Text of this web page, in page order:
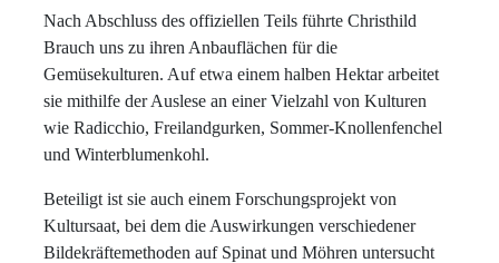
Nach Abschluss des offiziellen Teils führte Christhild
Brauch uns zu ihren Anbauflächen für die
Gemüsekulturen. Auf etwa einem halben Hektar arbeitet
sie mithilfe der Auslese an einer Vielzahl von Kulturen
wie Radicchio, Freilandgurken, Sommer-Knollenfenchel
und Winterblumenkohl.
Beteiligt ist sie auch einem Forschungsprojekt von
Kultursaat, bei dem die Auswirkungen verschiedener
Bildekräftemethoden auf Spinat und Möhren untersucht